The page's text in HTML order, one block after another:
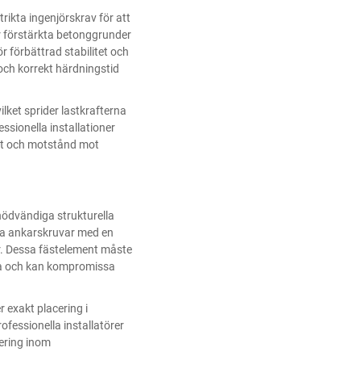
ingenjörskrav för att
förstärkta betonggrunder
förbättrad stabilitet och
korrekt härdningstid
sprider lastkrafterna
installationer
och motstånd mot
strukturella
ankarskruvar med en
Dessa fästelement måste
kan kompromissa
exakt placering i
installatörer
inom